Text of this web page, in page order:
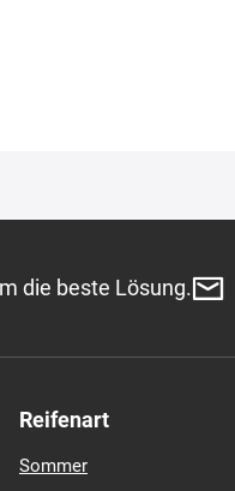
die beste Lösung.
Reifenart
Sommer